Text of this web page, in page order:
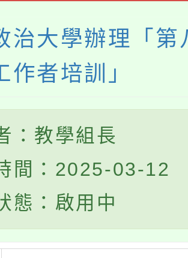
治大學辦理「第
作者培訓」
：教學組長
間：2025-03-12
態：啟用中